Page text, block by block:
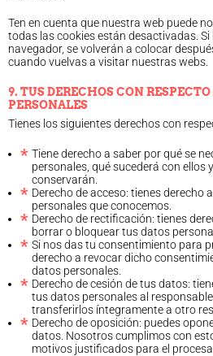
Ten en cuenta que nuestra web puede
todas las cookies están desactivadas.
navegador, se volverán a colocar
cuando vuelvas a visitar nuestras webs.
9. TUS DERECHOS CON
PERSONALES
Tienes los siguientes derechos con
Tiene derecho a saber por qué se
personales, qué sucederá con
conservarán.
Derecho de acceso: tienes derecho
personales que conocemos.
Derecho de rectificación: tienes
borrar o bloquear tus datos
Si nos das tu consentimiento para
derecho a revocar dicho
datos personales.
Derecho de cesión de tus datos:
tus datos personales al
transferirlos íntegramente a otro
Derecho de oposición: puedes
datos. Nosotros cumplimos con
motivos justificados para el